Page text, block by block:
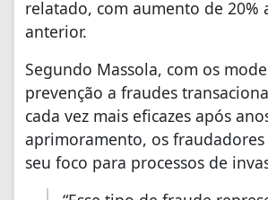
relatado, com aumento de 20%
anterior.
Segundo Massola, com os
prevenção a fraudes
cada vez mais eficazes após
aprimoramento, os
seu foco para processos de